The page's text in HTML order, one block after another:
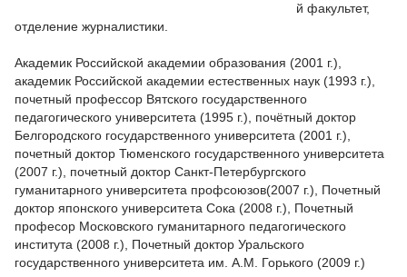
й факультет,
отделение журналистики.
Академик Российской академии образования (2001 г.),
академик Российской академии естественных наук (1993 г.),
почетный профессор Вятского государственного
педагогического университета (1995 г.), почётный доктор
Белгородского государственного университета (2001 г.),
почетный доктор Тюменского государственного университета
(2007 г.), почетный доктор Санкт-Петербургского
гуманитарного университета профсоюзов(2007 г.), Почетный
доктор японского университета Сока (2008 г.), Почетный
професор Московского гуманитарного педагогического
института (2008 г.), Почетный доктор Уральского
государственного университета им. А.М. Горького (2009 г.)